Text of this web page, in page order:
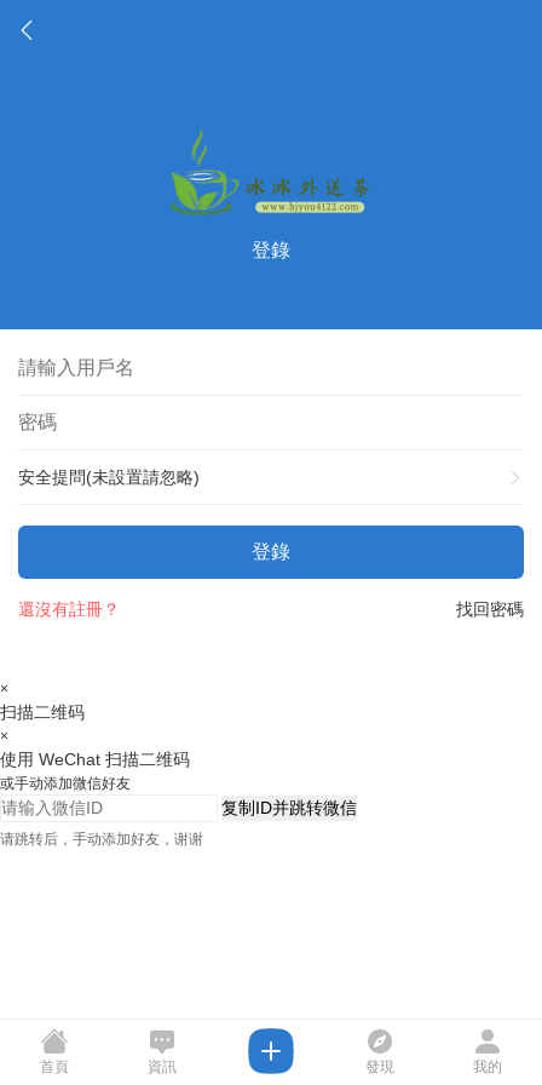
登錄
安全提問(未設置請忽略)
登錄
找回密碼
還沒有註冊？
×
扫描二维码
×
使用 WeChat 扫描二维码
或手动添加微信好友
复制ID并跳转微信
请跳转后，手动添加好友，谢谢
首頁 資訊 發現 我的